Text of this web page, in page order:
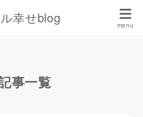
幸せblog
事一覧